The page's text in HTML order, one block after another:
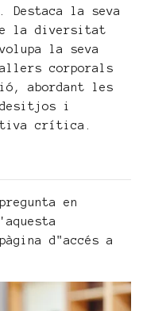
la seva
la diversitat
la seva
corporals
abordant les
i
crítica.
en
d"accés a